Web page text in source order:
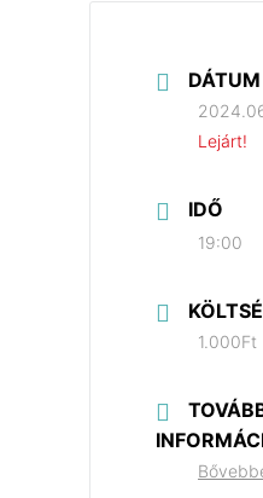
DÁTUM
Lejárt!
IDŐ
19:00
1.000Ft